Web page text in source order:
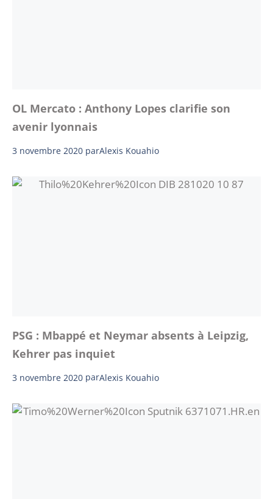
OL Mercato : Anthony Lopes clarifie son
avenir lyonnais
3 novembre 2020 parAlexis Kouahio
PSG : Mbappé et Neymar absents à Leipzig,
Kehrer pas inquiet
3 novembre 2020 parAlexis Kouahio